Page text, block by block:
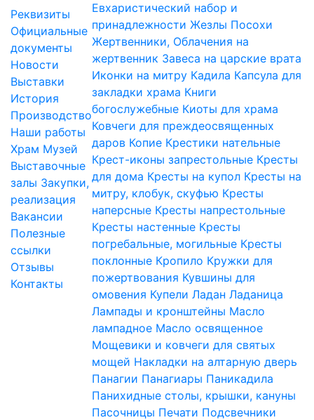
Реквизиты
Официальные
документы
Новости
Выставки
История
Производство
Наши работы
Храм Музей
Выставочные
залы Закупки,
реализация
Вакансии
Полезные
ссылки
Отзывы
Контакты
Евхаристический набор и
принадлежности Жезлы Посохи
Жертвенники, Облачения на
жертвенник Завеса на царские врата
Иконки на митру Кадила Капсула для
закладки храма Книги
богослужебные Киоты для храма
Ковчеги для преждеосвященных
даров Копие Крестики нательные
Крест-иконы запрестольные Кресты
для дома Кресты на купол Кресты на
митру, клобук, скуфью Кресты
наперсные Кресты напрестольные
Кресты настенные Кресты
погребальные, могильные Кресты
поклонные Кропило Кружки для
пожертвования Кувшины для
омовения Купели Ладан Ладаница
Лампады и кронштейны Масло
лампадное Масло освященное
Мощевики и ковчеги для святых
мощей Накладки на алтарную дверь
Панагии Панагиары Паникадила
Панихидные столы, крышки, кануны
Пасочницы Печати Подсвечники